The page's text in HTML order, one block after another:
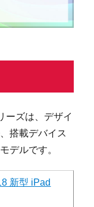
ーズは、デザイ
搭載デバイス
デルです。